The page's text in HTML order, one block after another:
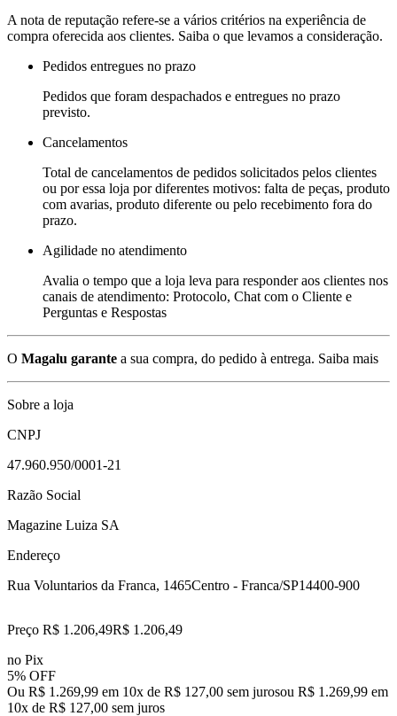
A nota de reputação refere-se a vários critérios na experiência de
compra oferecida aos clientes. Saiba o que levamos a consideração.
Pedidos entregues no prazo
Pedidos que foram despachados e entregues no prazo
previsto.
Cancelamentos
Total de cancelamentos de pedidos solicitados pelos clientes
ou por essa loja por diferentes motivos: falta de peças, produto
com avarias, produto diferente ou pelo recebimento fora do
prazo.
Agilidade no atendimento
Avalia o tempo que a loja leva para responder aos clientes nos
canais de atendimento: Protocolo, Chat com o Cliente e
Perguntas e Respostas
O Magalu garante a sua compra, do pedido à entrega. Saiba mais
Sobre a loja
CNPJ
47.960.950/0001-21
Razão Social
Magazine Luiza SA
Endereço
Rua Voluntarios da Franca, 1465Centro - Franca/SP14400-900
Preço R$ 1.206,49R$ 1.206,49
no Pix
5% OFF
Ou R$ 1.269,99 em 10x de R$ 127,00 sem jurosou R$ 1.269,99 em
10x de R$ 127,00 sem juros